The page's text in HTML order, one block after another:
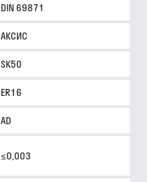
DIN 69871
АКСИС
SK50
ER16
AD
≤0,003